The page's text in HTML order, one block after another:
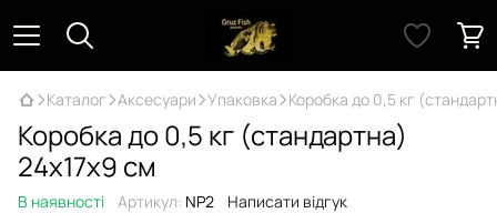
Каталог Аксесуари Упаковка Коробка до 0,5 кг
Коробка до 0,5 кг (стандартна)
24х17х9 см
В наявності Артикул: NP2 Написати відгук